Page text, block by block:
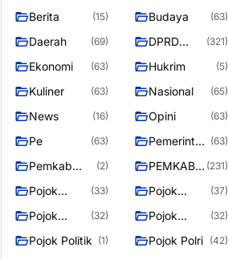
Berita (15) Budaya (63)
Daerah (69)
DPRD
RAYA
(321)
Ekonomi (63) Hukrim (5)
Kuliner (63) Nasional (65)
News (16) Opini (63)
Pe (63)
Pemerintah (63)
Pemkab
Raya
(2)
PEMKAB
RAYA
(231)
Pojok
(33)
Pojok
(37)
Pojok
(32)
Pojok
(32)
Pojok Politik (1) Pojok Polri (42)